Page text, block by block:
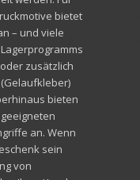
bietet
– und viele
zusätzlich
bieten
an. Wenn
sein
von